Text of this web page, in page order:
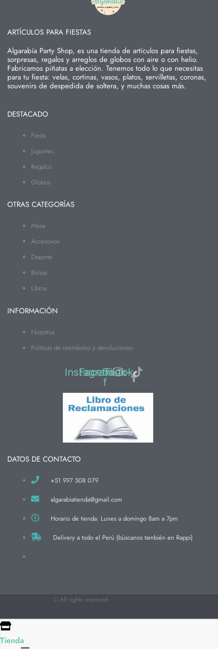
ARTÍCULOS PARA FIESTAS
Algarabía Party Shop, es una tienda de artículos para fiestas,
sorpresas, regalos y arreglos de globos con aire o con helio.
Fabricamos piñatas a elección. Tenemos todo lo que necesitas
para tu fiesta: velas, cortinas, vasos, platos, servilletas, coronas,
souvenirs de despedida de soltera, y muchas cosas más.
DESTACADO
Fiesta
Juguetes
Regalos
Globos
OTRAS CATEGORÍAS
Mesa
Accesorios
Deporte
Bolsas
Libros
INFORMACIÓN
Nosotros
Politicas de reembolso y devoluciones
Instagram
Facebook-
f
Tiktok
DATOS DE CONTACTO
+51 997 508 079
algarabiatienda@gmail.com
Horario de tienda: Lunes a domingo 8am a 7pm
Delivery a todo el Perú (búscanos también en Rappi)
© All rights reserved
Tienda